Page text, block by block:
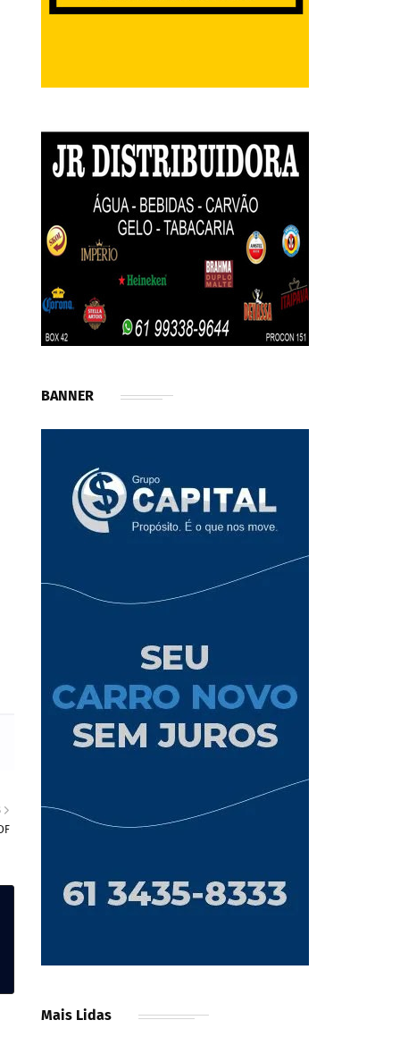
BANNER
Mais Lidas